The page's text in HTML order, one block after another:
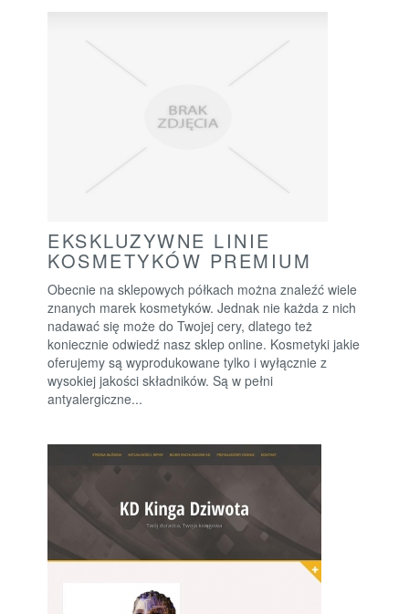
EKSKLUZYWNE LINIE
KOSMETYKÓW PREMIUM
Obecnie na sklepowych półkach można znaleźć wiele
znanych marek kosmetyków. Jednak nie każda z nich
nadawać się może do Twojej cery, dlatego też
koniecznie odwiedź nasz sklep online. Kosmetyki jakie
oferujemy są wyprodukowane tylko i wyłącznie z
wysokiej jakości składników. Są w pełni
antyalergiczne...